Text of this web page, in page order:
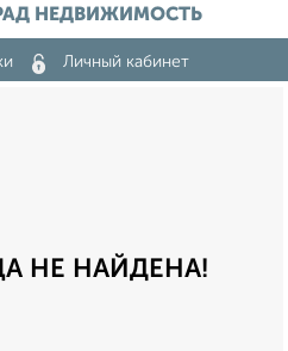
НЕДВИЖИМОСТЬ
Личный кабинет
НЕ НАЙДЕНА!